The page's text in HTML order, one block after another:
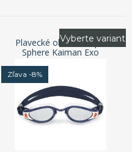
Plavecké okuliare Aqua
Sphere Kaiman Exo
Zľava -8%
Vyberte variant